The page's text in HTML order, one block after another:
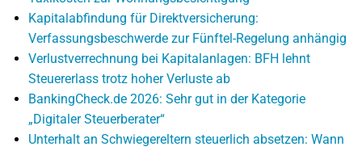
Kapitalabfindung für Direktversicherung:
Verfassungsbeschwerde zur Fünftel-Regelung anhängig
Verlustverrechnung bei Kapitalanlagen: BFH lehnt
Steuererlass trotz hoher Verluste ab
BankingCheck.de 2026: Sehr gut in der Kategorie
„Digitaler Steuerberater“
Unterhalt an Schwiegereltern steuerlich absetzen: Wann